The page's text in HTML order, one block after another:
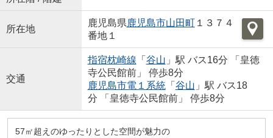
所在地
鹿児島県鹿児島市山田町１３７４
番地１
交通
指宿枕崎線 「 谷山 」駅 バス16分 「皇徳
寺公民館前」 停歩8分
鹿児島市電１系統「 谷山 」駅 バス18
分 「皇徳寺公民館前」 停歩8分
57㎡超えのゆったりとした空間が魅力の